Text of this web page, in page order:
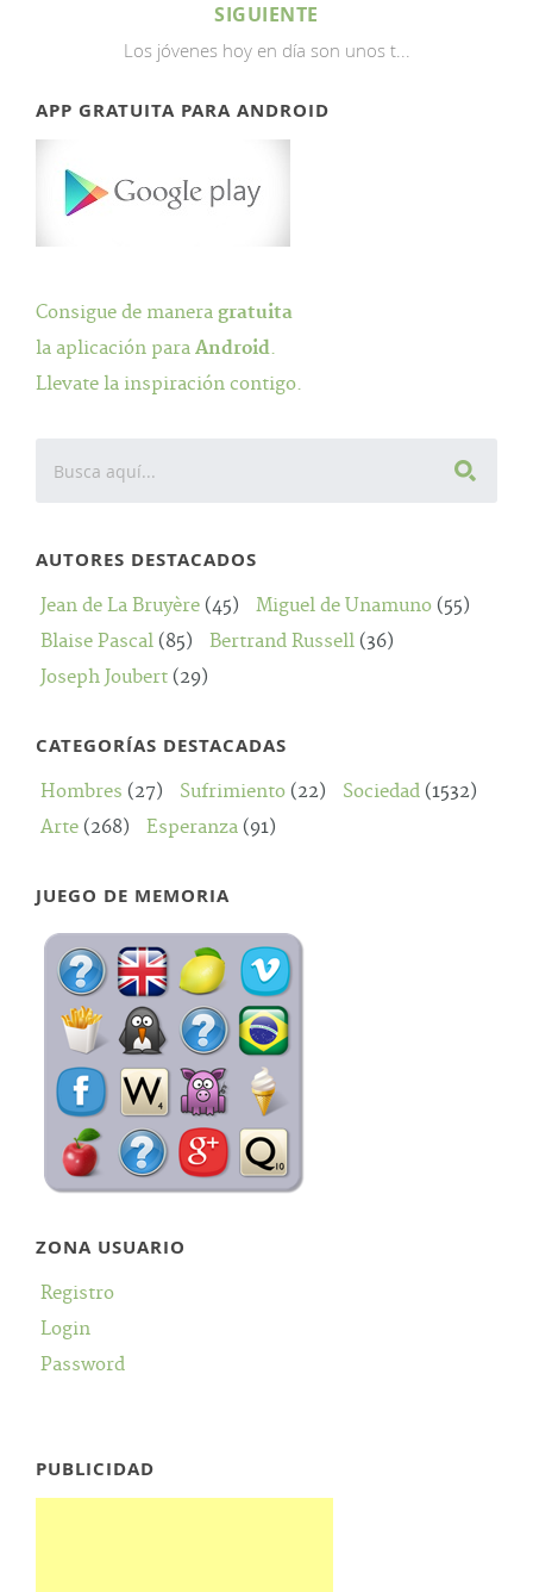
SIGUIENTE
Los jóvenes hoy en día son unos t...
APP GRATUITA PARA ANDROID
Consigue de manera gratuita
la aplicación para Android.
Llevate la inspiración contigo.
AUTORES DESTACADOS
Jean de La Bruyère (45) Miguel de Unamuno (55)
Blaise Pascal (85) Bertrand Russell (36)
Joseph Joubert (29)
CATEGORÍAS DESTACADAS
Hombres (27) Sufrimiento (22) Sociedad (1532)
Arte (268) Esperanza (91)
JUEGO DE MEMORIA
ZONA USUARIO
Registro
Login
Password
PUBLICIDAD